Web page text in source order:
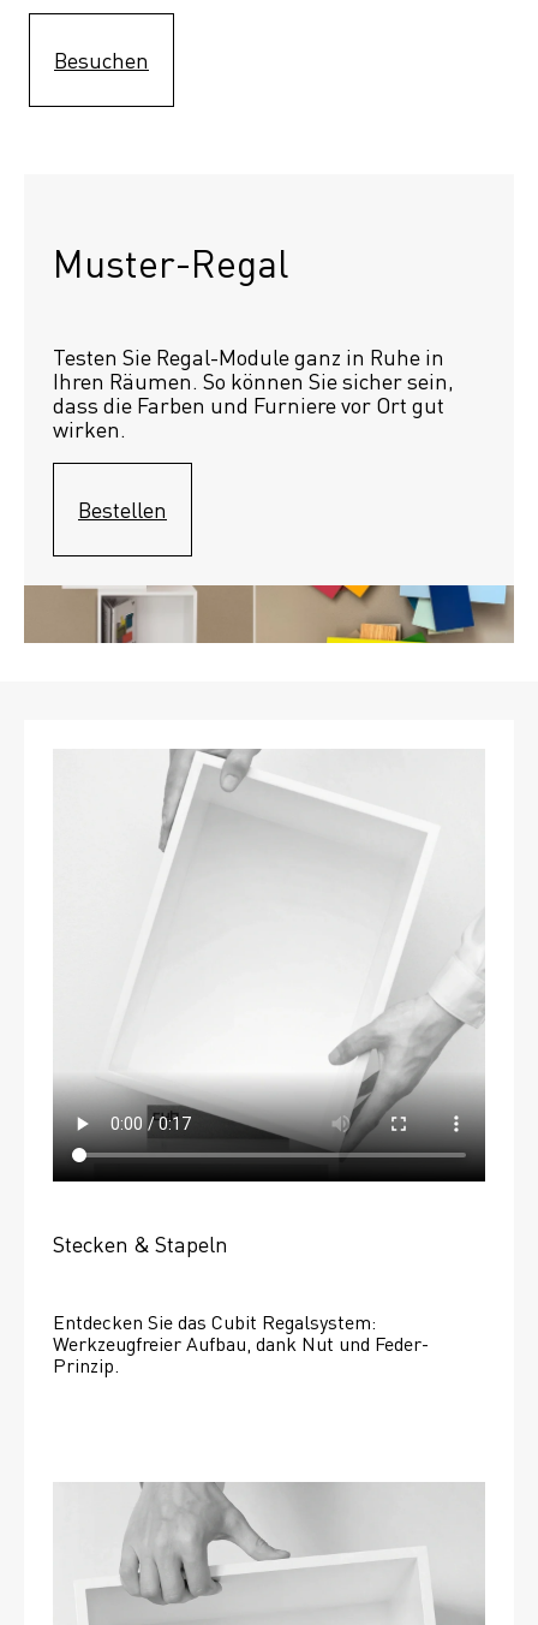
Besuchen
Muster-Regal
Testen Sie Regal-Module ganz in Ruhe in
Ihren Räumen. So können Sie sicher sein,
dass die Farben und Furniere vor Ort gut
wirken.
Bestellen
Stecken & Stapeln
Entdecken Sie das Cubit Regalsystem:
Werkzeugfreier Aufbau, dank Nut und Feder-
Prinzip.